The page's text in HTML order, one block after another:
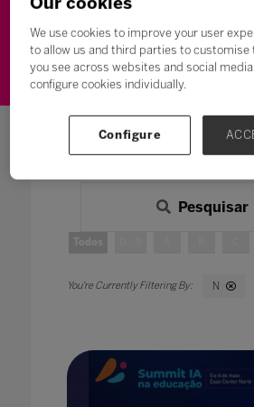
Gestão Educacional
Metodologias de
Pesquisar
Todos
N
We use cookies to improve your user
to allow us and third parties to customise
you see across websites and social media.
configure cookies individually.
Configure